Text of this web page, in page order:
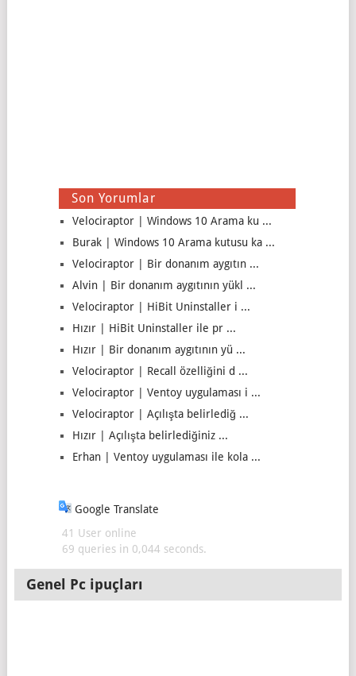
Son Yorumlar
Velociraptor | Windows 10 Arama ku ...
Burak | Windows 10 Arama kutusu ka ...
Velociraptor | Bir donanım aygıtın ...
Alvin | Bir donanım aygıtının yükl ...
Velociraptor | HiBit Uninstaller i ...
Hızır | HiBit Uninstaller ile pr ...
Hızır | Bir donanım aygıtının yü ...
Velociraptor | Recall özelliğini d ...
Velociraptor | Ventoy uygulaması i ...
Velociraptor | Açılışta belirlediğ ...
Hızır | Açılışta belirlediğiniz ...
Erhan | Ventoy uygulaması ile kola ...
Google Translate
41 User online
69 queries in 0,044 seconds.
Genel Pc ipuçları